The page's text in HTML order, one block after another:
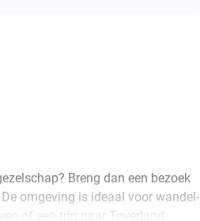
Breng dan een bezoek
omgeving is ideaal voor wandel-
of een trip naar Toverland.